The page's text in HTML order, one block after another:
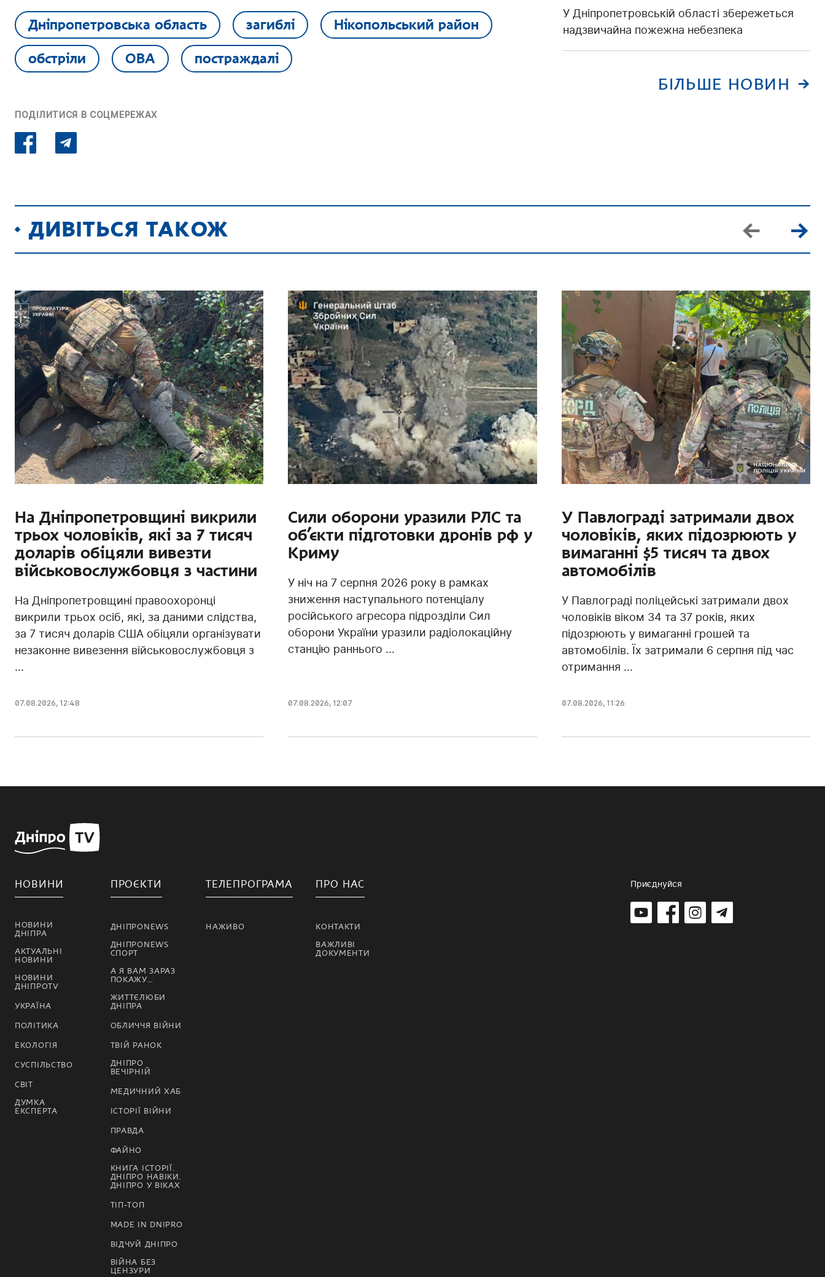
Дніпропетровська область загиблі Нікопольський район
обстріли ОВА постраждалі
ПОДІЛИТИСЯ В СОЦМЕРЕЖАХ
У Дніпропетровській області збережеться
надзвичайна пожежна небезпека
БІЛЬШЕ НОВИН
ДИВІТЬСЯ ТАКОЖ
На Дніпропетровщині викрили
трьох чоловіків, які за 7 тисяч
доларів обіцяли вивезти
військовослужбовця з частини
На Дніпропетровщині правоохоронці
викрили трьох осіб, які, за даними слідства,
за 7 тисяч доларів США обіцяли організувати
незаконне вивезення військовослужбовця з
...
07.08.2026, 12:48
Сили оборони уразили РЛС та
об’єкти підготовки дронів рф у
Криму
У ніч на 7 серпня 2026 року в рамках
зниження наступального потенціалу
російського агресора підрозділи Сил
оборони України уразили радіолокаційну
станцію раннього ...
07.08.2026, 12:07
У Павлограді затримали двох
чоловіків, яких підозрюють у
вимаганні $5 тисяч та двох
автомобілів
У Павлограді поліцейські затримали двох
чоловіків віком 34 та 37 років, яких
підозрюють у вимаганні грошей та
автомобілів. Їх затримали 6 серпня під час
отримання ...
07.08.2026, 11:26
НОВИНИ
НОВИНИ
ДНІПРА
АКТУАЛЬНІ
НОВИНИ
НОВИНИ
ДНІПРОTV
УКРАЇНА
ПОЛІТИКА
ЕКОЛОГІЯ
СУСПІЛЬСТВО
СВІТ
ДУМКА
ЕКСПЕРТА
ПРОЄКТИ
ДНІПРОNEWS
ДНІПРОNEWS
СПОРТ
А Я ВАМ ЗАРАЗ
ПОКАЖУ…
ЖИТТЄЛЮБИ
ДНІПРА
ОБЛИЧЧЯ ВІЙНИ
ТВІЙ РАНОК
ДНІПРО
ВЕЧІРНІЙ
МЕДИЧНИЙ ХАБ
ІСТОРІЇ ВІЙНИ
ПРАВДА
ФАЙНО
КНИГА ІСТОРІЇ.
ДНІПРО НАВІКИ.
ДНІПРО У ВІКАХ
ТІП-ТОП
MADE IN DNIPRO
ВІДЧУЙ ДНІПРО
ВІЙНА БЕЗ
ЦЕНЗУРИ
ТЕЛЕПРОГРАМА
НАЖИВО
ПРО НАС
КОНТАКТИ
ВАЖЛИВІ
ДОКУМЕНТИ
Приєднуйся